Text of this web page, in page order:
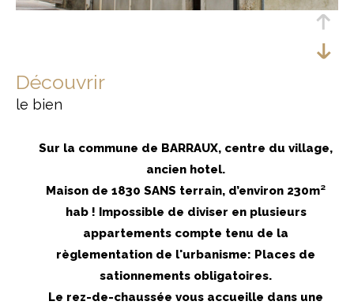
découvrir
le bien
Sur la commune de BARRAUX, centre du village,
ancien hotel.
Maison de 1830 SANS terrain, d’environ 230m²
hab ! Impossible de diviser en plusieurs
appartements compte tenu de la
règlementation de l'urbanisme: Places de
sationnements obligatoires.
Le rez-de-chaussée vous accueille dans une